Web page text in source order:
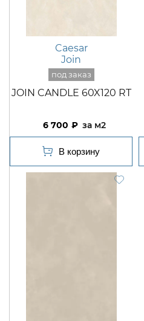
Caesar
Join
JOIN CANDLE 60X120 RT
6 700 м2